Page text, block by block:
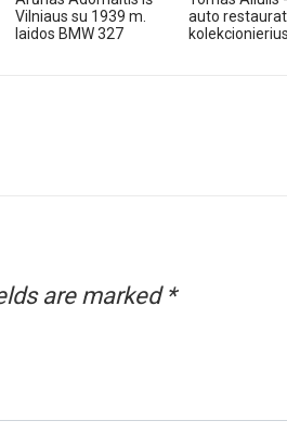
Vilniaus su 1939 m.
laidos BMW 327
auto
are marked *